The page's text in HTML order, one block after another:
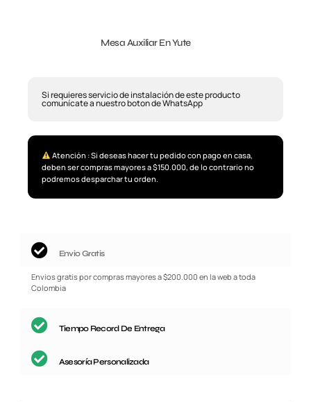
Mesa Auxiliar En Yute
Si requieres servicio de instalación de este producto
comunícate a nuestro boton de WhatsApp
Atención : Si deseas hacer tu pedido con pago en casa,
deben ser compras mayores a $150.000, de lo contrario no
podremos desparchar tu orden.
Envio Gratis
Envios gratis por compras mayores a $200.000 en la web a toda
Colombia
Tiempo Record De Entrega
Asesoría Personalizada